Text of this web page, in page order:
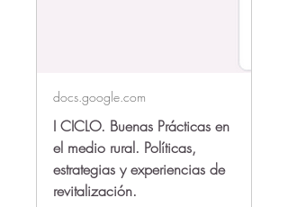
docs.google.com
I CICLO. Buenas Prácticas en
el medio rural. Políticas,
estrategias y experiencias de
revitalización.